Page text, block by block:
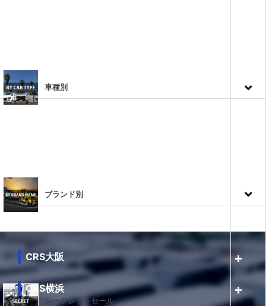
車種別
ブランド別
シークレットセール
CRS大阪
CRS横浜